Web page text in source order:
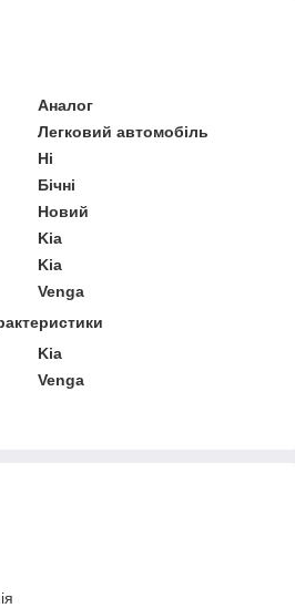
Аналог
Легковий автомобіль
Ні
Бічні
Новий
Kia
Kia
Venga
Kia
Venga